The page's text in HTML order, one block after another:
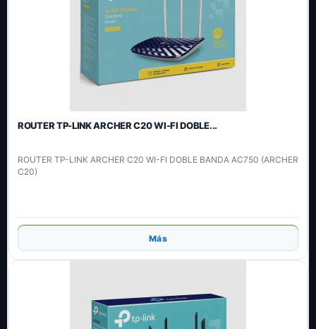
ROUTER TP-LINK ARCHER C20 WI-FI DOBLE...
ROUTER TP-LINK ARCHER C20 WI-FI DOBLE BANDA AC750 (ARCHER
C20)
Añadir
Más